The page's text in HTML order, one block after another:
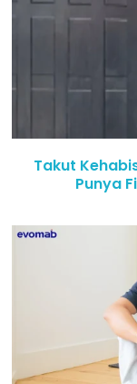
Takut
Punya